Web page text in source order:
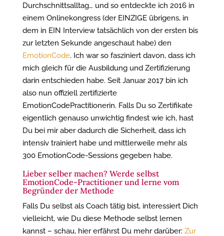
Durchschnittsalltag… und so entdeckte ich 2016 in
einem Onlinekongress (der EINZIGE übrigens, in
dem in EIN Interview tatsächlich von der ersten bis
zur letzten Sekunde angeschaut habe) den
EmotionCode. Ich war so fasziniert davon, dass ich
mich gleich für die Ausbildung und Zertifizierung
darin entschieden habe. Seit Januar 2017 bin ich
also nun offiziell zertifizierte
EmotionCodePractitionerin. Falls Du so Zertifikate
eigentlich genauso unwichtig findest wie ich, hast
Du bei mir aber dadurch die Sicherheit, dass ich
intensiv trainiert habe und mittlerweile mehr als
300 EmotionCode-Sessions gegeben habe.
Lieber selber machen? Werde selbst
EmotionCode-Practitioner und lerne vom
Begründer der Methode
Falls Du selbst als Coach tätig bist, interessiert Dich
vielleicht, wie Du diese Methode selbst lernen
kannst – schau, hier erfährst Du mehr darüber: Zur